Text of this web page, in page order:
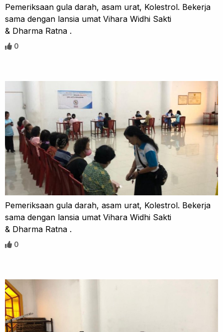
Pemeriksaan gula darah, asam urat, Kolestrol. Bekerja
sama dengan lansia umat Vihara Widhi Sakti
& Dharma Ratna .
0
Pemeriksaan gula darah, asam urat, Kolestrol. Bekerja
sama dengan lansia umat Vihara Widhi Sakti
& Dharma Ratna .
0